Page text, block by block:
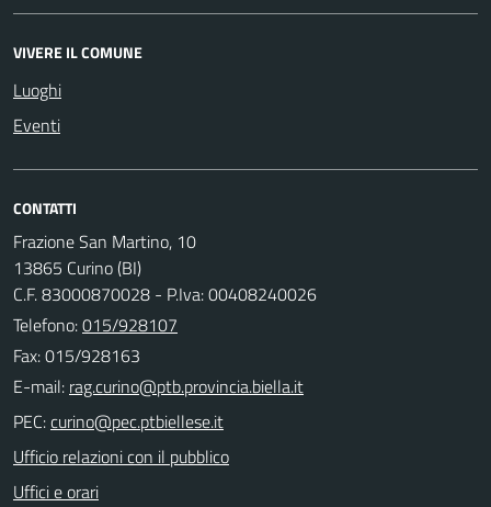
VIVERE IL COMUNE
Luoghi
Eventi
CONTATTI
Frazione San Martino, 10
13865 Curino (BI)
C.F. 83000870028 - P.Iva: 00408240026
Telefono:015/928107
Fax: 015/928163
E-mail:
PEC:
Ufficio relazioni con il pubblico
Uffici e orari